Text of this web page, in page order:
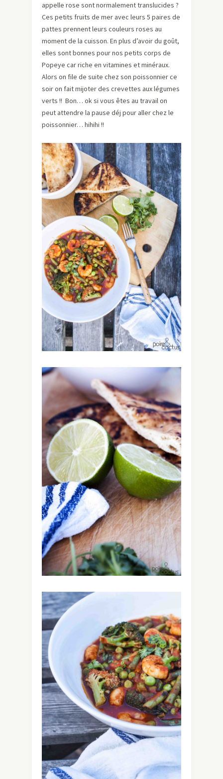
appelle rose sont normalement translucides ?
Ces petits fruits de mer avec leurs 5 paires de
pattes prennent leurs couleurs roses au
moment de la cuisson. En plus d’avoir du goût,
elles sont bonnes pour nos petits corps de
Popeye car riche en vitamines et minéraux.
Alors on file de suite chez son poissonnier ce
soir on fait mijoter des crevettes aux légumes
verts !! Bon… ok si vous êtes au travail on
peut attendre la pause déj pour aller chez le
poissonnier… hihihi !!